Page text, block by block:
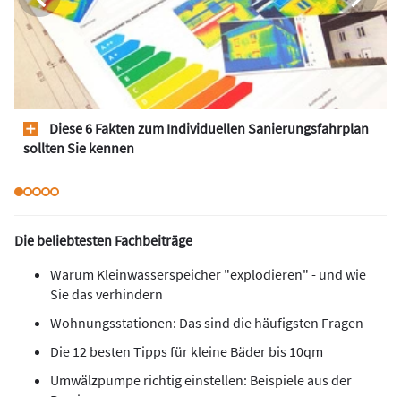
Diese 6 Fakten zum Individuellen Sanierungsfahrplan
sollten Sie kennen
Die beliebtesten Fachbeiträge
Warum Kleinwasserspeicher "explodieren" - und wie
Sie das verhindern
Wohnungsstationen: Das sind die häufigsten Fragen
Die 12 besten Tipps für kleine Bäder bis 10qm
Umwälzpumpe richtig einstellen: Beispiele aus der